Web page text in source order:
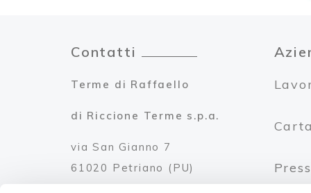
Contatti
Terme di Raffaello
di Riccione Terme s.p.a.
via San Gianno 7
61020 Petriano (PU)